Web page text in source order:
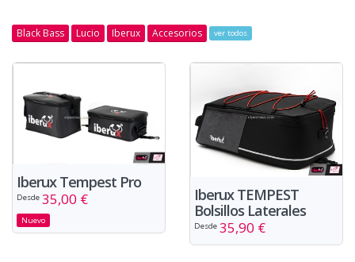
Black Bass Lucio Iberux Accesorios ver todos
Iberux Tempest Pro
Desde 35,00 €
Nuevo
Iberux TEMPEST
Bolsillos Laterales
Desde 35,90 €